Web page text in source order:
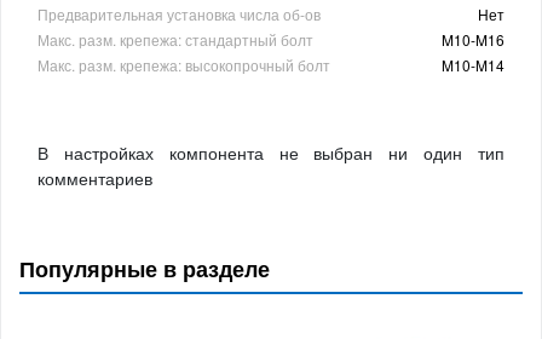
Предварительная установка числа об-ов
Нет
Макс. разм. крепежа: стандартный болт
M10-M16
Макс. разм. крепежа: высокопрочный болт
M10-M14
В настройках компонента не выбран ни один тип
комментариев
Популярные в разделе